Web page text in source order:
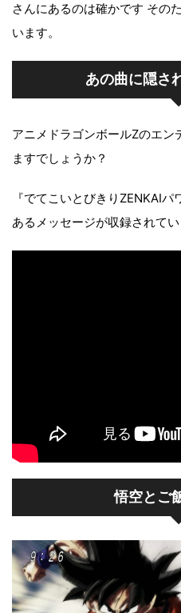
さんにあるのは確かです その
います。
あの曲に隠さ
アニメドラゴンボールZのエン
ますでしょうか？
『でてこいとびきりZENKAI
あるメッセージが収録されてい
悟空とご